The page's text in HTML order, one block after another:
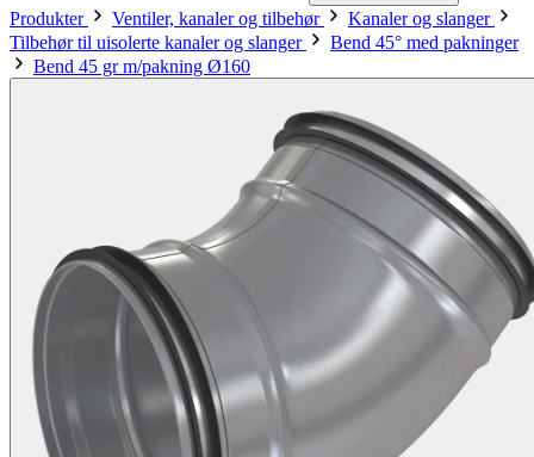
Produkter Ventiler, kanaler og tilbehør
Kanaler og slanger
Tilbehør til uisolerte kanaler og slanger
Bend 45° med pakninger
Bend 45 gr m/pakning Ø160